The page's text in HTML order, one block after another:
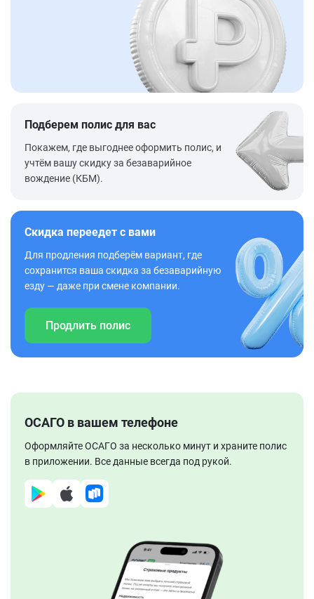
Подберем полис для вас
Покажем, где выгоднее оформить полис, и
учтём вашу скидку за безаварийное
вождение (КБМ).
Скидка переедет с вами
Для продления подберём вариант, где
сохранится ваша скидка за безаварийную
езду — даже при смене компании.
Продлить полис
ОСАГО в вашем телефоне
Оформляйте ОСАГО за несколько минут и храните полис
в приложении. Все данные всегда под рукой.